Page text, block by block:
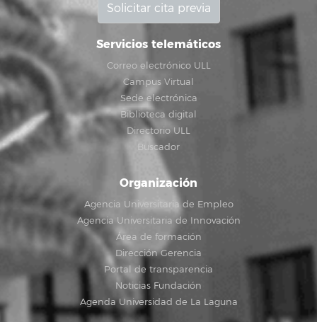
Solicitar cita previa
Servicios telemáticos
Correo electrónico ULL
Campus Virtual
Sede electrónica
Biblioteca digital
Directorio ULL
Buscador
Organización
Agencia Universitaria de Empleo
Agencia Universitaria de Innovación
Área de formación
Dirección Gerencia
Portal de transparencia
Noticias Fundación
Agenda Universidad de La Laguna